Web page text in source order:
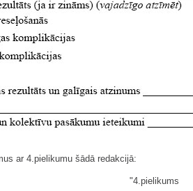
ar 4.pielikumu šādā redakcijā:
"4.pielikums